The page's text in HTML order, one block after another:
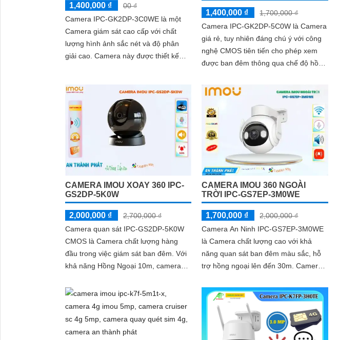
1,400,000 ₫
00 ₫
Camera IPC-GK2DP-3C0WE là một
Camera giám sát cao cấp với chất
lượng hình ảnh sắc nét và độ phân
giải cao. Camera này được thiết kế
1,400,000 ₫
1,700,000 ₫
Camera IPC-GK2DP-5C0W là Camera
giá rẻ, tuy nhiên đáng chú ý với công
nghệ CMOS tiên tiến cho phép xem
được ban đêm thông qua chế độ hồng
dụng...
CAMERA IMOU XOAY 360 IPC-
GS2DP-5K0W
2,000,000 ₫
2,700,000 ₫
Camera quan sát IPC-GS2DP-5K0W
CMOS là Camera chất lượng hàng
đầu trong việc giám sát ban đêm. Với
khả năng Hồng Ngoại 10m, camera
trường thiếu ánh sáng
CAMERA IMOU 360 NGOÀI
TRỜI IPC-GS7EP-3M0WE
1,700,000 ₫
2,000,000 ₫
Camera An Ninh IPC-GS7EP-3M0WE
là Camera chất lượng cao với khả
năng quan sát ban đêm màu sắc, hỗ
trợ hồng ngoại lên đến 30m. Camera
dụng, có khả năng xoay 360 độ cho
góc nhìn toàn diện